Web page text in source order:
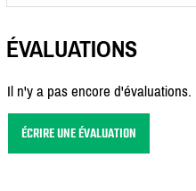
ÉVALUATIONS
Il n'y a pas encore d'évaluations.
ÉCRIRE UNE ÉVALUATION